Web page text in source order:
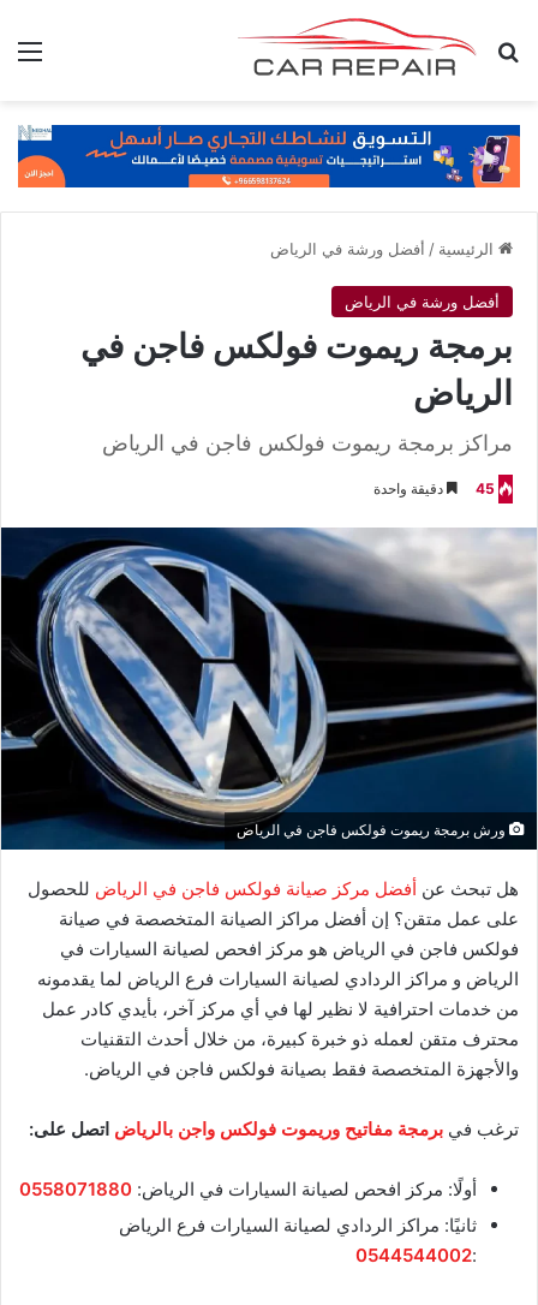
بحث عن
الرئيسية / أفضل ورشة في الرياض
أفضل ورشة في الرياض
برمجة ريموت فولكس فاجن في
الرياض
مراكز برمجة ريموت فولكس فاجن في الرياض
45 دقيقة واحدة
ورش برمجة ريموت فولكس فاجن في الرياض
هل تبحث عن أفضل مركز صيانة فولكس فاجن في الرياض للحصول
على عمل متقن؟ إن أفضل مراكز الصيانة المتخصصة في صيانة
فولكس فاجن في الرياض هو مركز افحص لصيانة السيارات في
الرياض و مراكز الردادي لصيانة السيارات فرع الرياض لما يقدمونه
من خدمات احترافية لا نظير لها في أي مركز آخر، بأيدي كادر عمل
محترف متقن لعمله ذو خبرة كبيرة، من خلال أحدث التقنيات
والأجهزة المتخصصة فقط بصيانة فولكس فاجن في الرياض.
ترغب في برمجة مفاتيح وريموت فولكس واجن بالرياض اتصل على:
أولًا: مركز افحص لصيانة السيارات في الرياض: 0558071880
ثانيًا: مراكز الردادي لصيانة السيارات فرع الرياض
:
0544544002